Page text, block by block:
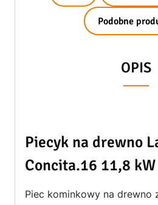
Podobne
OPIS
Piecyk na drewno
Concita.16 11,8 kW
Piec kominkowy na drewno